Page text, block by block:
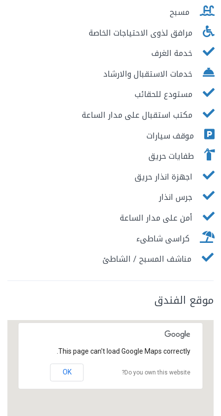
مسبح
مرافق لذوى الاحتياجات الخاصة
خدمة الغرف
خدمات الاستقبال والارشاد
مستودع للحقائب
مكتب استقبال على مدار الساعة
موقف سيارات
طفايات حريق
اجهزة انذار حريق
جرس انذار
أمن على مدار الساعة
كراسى شاطىء
مناشف المسبح / الشاطئ
موقع الفندق
This page can't load Google Maps correctly.
Do you own this website?
OK